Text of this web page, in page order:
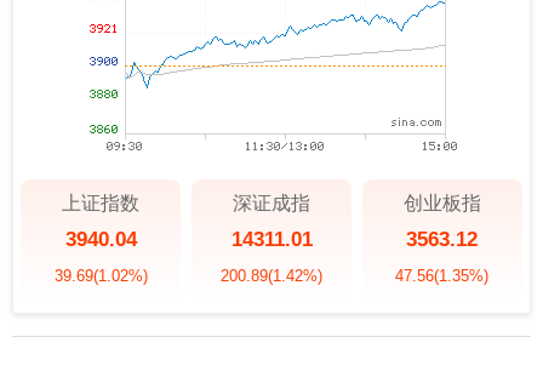
上证指数
3940.04
39.69(1.02%)
深证成指
14311.01
200.89(1.42%)
创业板指
3563.12
47.56(1.35%)